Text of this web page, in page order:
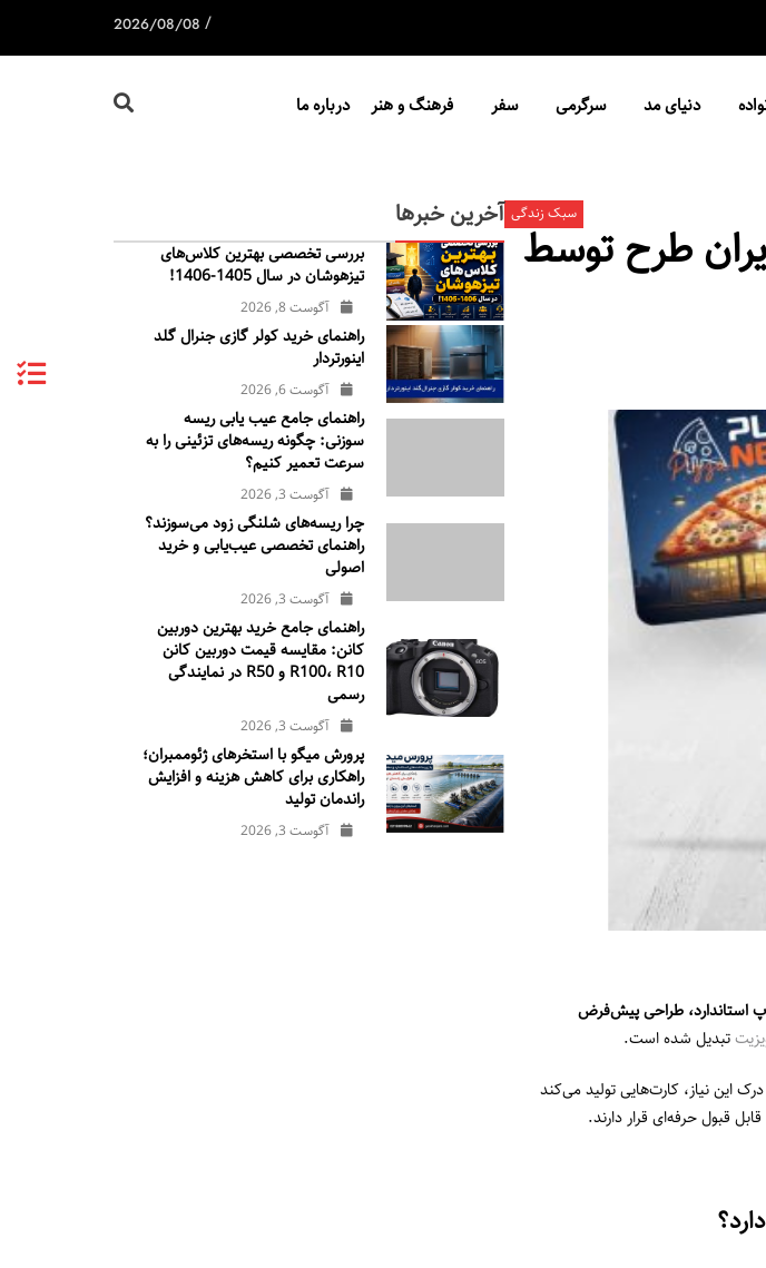
/
2026/08/08
دنیای مد سرگرمی سفر فرهنگ و هنر درباره ما
سبک زندگی
طرح توسط
استاندارد، طراحی پیش‌فرض
تبدیل شده است.
این نیاز، کارت‌هایی تولید می‌کند
قبول حرفه‌ای قرار دارند.
آخرین خبرها
بررسی تخصصی بهترین کلاس‌های
تیزهوشان در سال 1405-1406!
آگوست 8, 2026
راهنمای خرید کولر گازی جنرال‌ گلد
اینورتر‌دار
آگوست 6, 2026
راهنمای جامع عیب یابی ریسه
سوزنی: چگونه ریسه‌های تزئینی را به
سرعت تعمیر کنیم؟
آگوست 3, 2026
چرا ریسه‌های شلنگی زود می‌سوزند؟
راهنمای تخصصی عیب‌یابی و خرید
اصولی
آگوست 3, 2026
راهنمای جامع خرید بهترین دوربین
کانن: مقایسه قیمت دوربین کانن
R100، R10 و R50 در نمایندگی
رسمی
آگوست 3, 2026
پرورش میگو با استخرهای ژئوممبران؛
راهکاری برای کاهش هزینه و افزایش
راندمان تولید
آگوست 3, 2026